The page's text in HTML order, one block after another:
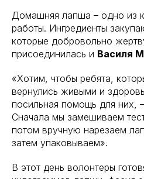
Домашняя лапша – одно из
работы. Ингредиенты
которые добровольно
присоединилась и Василя
«Хотим, чтобы ребята,
вернулись живыми и
посильная помощь для них,
Сначала мы замешиваем
потом вручную нарезаем
затем упаковываем».
В этот день волонтеры